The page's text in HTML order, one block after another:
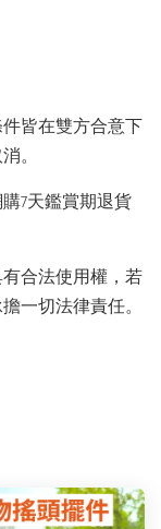
皆在雙方合意下
。
7天鑑賞期退貨
合法使用權，若
一切法律責任。